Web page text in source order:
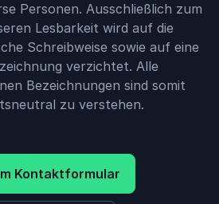
Personen. Ausschließlich zum
Lesbarkeit wird auf die
Schreibweise sowie auf eine
verzichtet. Alle
Bezeichnungen sind somit
zu verstehen.
Kontaktformular